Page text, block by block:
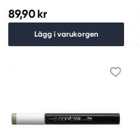
89,90 kr
Lägg i varukorgen